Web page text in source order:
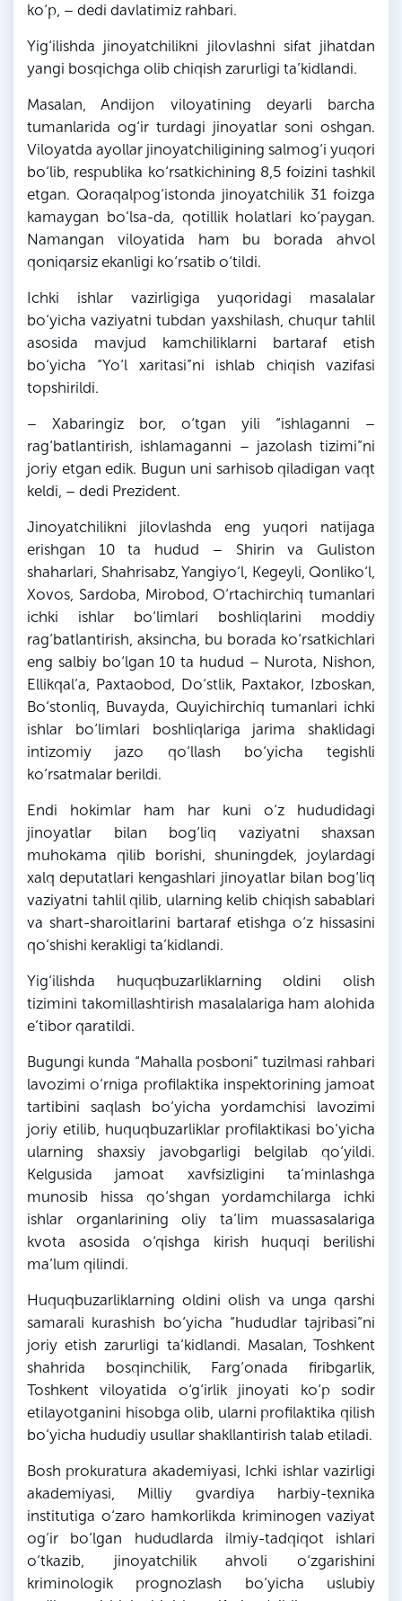
ko‘p, – dedi davlatimiz rahbari.
Yig‘ilishda jinoyatchilikni jilovlashni sifat jihatdan
yangi bosqichga olib chiqish zarurligi ta’kidlandi.
Masalan, Andijon viloyatining deyarli barcha
tumanlarida og‘ir turdagi jinoyatlar soni oshgan.
Viloyatda ayollar jinoyatchiligining salmog‘i yuqori
bo‘lib, respublika ko‘rsatkichining 8,5 foizini tashkil
etgan. Qoraqalpog‘istonda jinoyatchilik 31 foizga
kamaygan bo‘lsa-da, qotillik holatlari ko‘paygan.
Namangan viloyatida ham bu borada ahvol
qoniqarsiz ekanligi ko‘rsatib o‘tildi.
Ichki ishlar vazirligiga yuqoridagi masalalar
bo‘yicha vaziyatni tubdan yaxshilash, chuqur tahlil
asosida mavjud kamchiliklarni bartaraf etish
bo‘yicha “Yo‘l xaritasi”ni ishlab chiqish vazifasi
topshirildi.
– Xabaringiz bor, o‘tgan yili “ishlaganni –
rag‘batlantirish, ishlamaganni – jazolash tizimi”ni
joriy etgan edik. Bugun uni sarhisob qiladigan vaqt
keldi, – dedi Prezident.
Jinoyatchilikni jilovlashda eng yuqori natijaga
erishgan 10 ta hudud – Shirin va Guliston
shaharlari, Shahrisabz, Yangiyo‘l, Kegeyli, Qonliko‘l,
Xovos, Sardoba, Mirobod, O‘rtachirchiq tumanlari
ichki ishlar bo‘limlari boshliqlarini moddiy
rag‘batlantirish, aksincha, bu borada ko‘rsatkichlari
eng salbiy bo‘lgan 10 ta hudud – Nurota, Nishon,
Ellikqal’a, Paxtaobod, Do‘stlik, Paxtakor, Izboskan,
Bo‘stonliq, Buvayda, Quyichirchiq tumanlari ichki
ishlar bo‘limlari boshliqlariga jarima shaklidagi
intizomiy jazo qo‘llash bo‘yicha tegishli
ko‘rsatmalar berildi.
Endi hokimlar ham har kuni o‘z hududidagi
jinoyatlar bilan bog‘liq vaziyatni shaxsan
muhokama qilib borishi, shuningdek, joylardagi
xalq deputatlari kengashlari jinoyatlar bilan bog‘liq
vaziyatni tahlil qilib, ularning kelib chiqish sabablari
va shart-sharoitlarini bartaraf etishga o‘z hissasini
qo‘shishi kerakligi ta’kidlandi.
Yig‘ilishda huquqbuzarliklarning oldini olish
tizimini takomillashtirish masalalariga ham alohida
e’tibor qaratildi.
Bugungi kunda “Mahalla posboni” tuzilmasi rahbari
lavozimi o‘rniga profilaktika inspektorining jamoat
tartibini saqlash bo‘yicha yordamchisi lavozimi
joriy etilib, huquqbuzarliklar profilaktikasi bo‘yicha
ularning shaxsiy javobgarligi belgilab qo‘yildi.
Kelgusida jamoat xavfsizligini ta’minlashga
munosib hissa qo‘shgan yordamchilarga ichki
ishlar organlarining oliy ta’lim muassasalariga
kvota asosida o‘qishga kirish huquqi berilishi
ma’lum qilindi.
Huquqbuzarliklarning oldini olish va unga qarshi
samarali kurashish bo‘yicha “hududlar tajribasi”ni
joriy etish zarurligi ta’kidlandi. Masalan, Toshkent
shahrida bosqinchilik, Farg‘onada firibgarlik,
Toshkent viloyatida o‘g‘irlik jinoyati ko‘p sodir
etilayotganini hisobga olib, ularni profilaktika qilish
bo‘yicha hududiy usullar shakllantirish talab etiladi.
Bosh prokuratura akademiyasi, Ichki ishlar vazirligi
akademiyasi, Milliy gvardiya harbiy-texnika
institutiga o‘zaro hamkorlikda kriminogen vaziyat
og‘ir bo‘lgan hududlarda ilmiy-tadqiqot ishlari
o‘tkazib, jinoyatchilik ahvoli o‘zgarishini
kriminologik prognozlash bo‘yicha uslubiy